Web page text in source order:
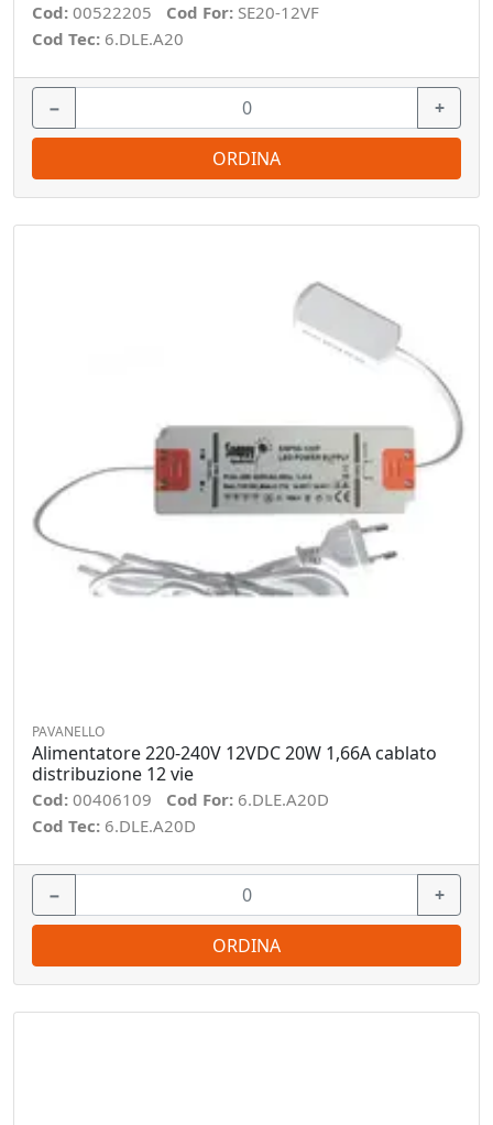
Cod: 00522205 Cod For: SE20-12VF
Cod Tec: 6.DLE.A20
− +
ORDINA
PAVANELLO
Alimentatore 220-240V 12VDC 20W 1,66A cablato
distribuzione 12 vie
Cod: 00406109 Cod For: 6.DLE.A20D
Cod Tec: 6.DLE.A20D
− +
ORDINA